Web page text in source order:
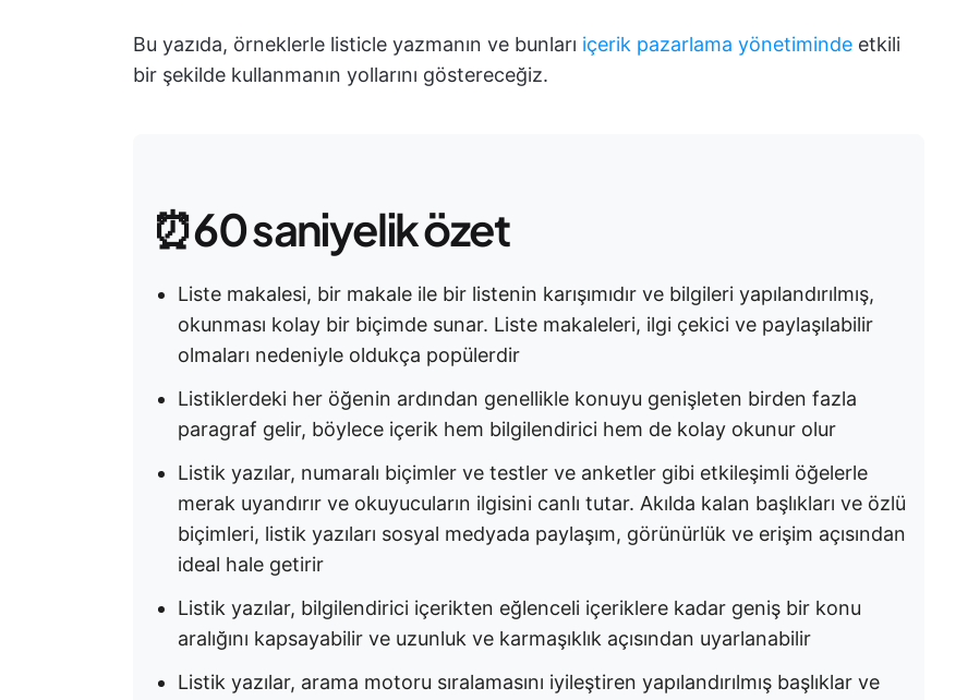
Bu yazıda, örneklerle listicle yazmanın ve bunları içerik pazarlama yönetiminde etkili
bir şekilde kullanmanın yollarını göstereceğiz.
⏰60 saniyelik özet
Liste makalesi, bir makale ile bir listenin karışımıdır ve bilgileri yapılandırılmış,
okunması kolay bir biçimde sunar. Liste makaleleri, ilgi çekici ve paylaşılabilir
olmaları nedeniyle oldukça popülerdir
Listiklerdeki her öğenin ardından genellikle konuyu genişleten birden fazla
paragraf gelir, böylece içerik hem bilgilendirici hem de kolay okunur olur
Listik yazılar, numaralı biçimler ve testler ve anketler gibi etkileşimli öğelerle
merak uyandırır ve okuyucuların ilgisini canlı tutar. Akılda kalan başlıkları ve özlü
biçimleri, listik yazıları sosyal medyada paylaşım, görünürlük ve erişim açısından
ideal hale getirir
Listik yazılar, bilgilendirici içerikten eğlenceli içeriklere kadar geniş bir konu
aralığını kapsayabilir ve uzunluk ve karmaşıklık açısından uyarlanabilir
Listik yazılar, arama motoru sıralamasını iyileştiren yapılandırılmış başlıklar ve